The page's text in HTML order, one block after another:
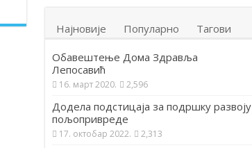
Најновије Популарно Тагови
Обавештење Дома Здравља
Лепосавић
16. март 2020. 2,596
Додела подстицаја за подршку развоју
пољопривреде
17. октобар 2022. 2,313